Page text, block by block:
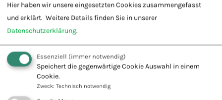
Psychotrauma Therapie
Stressbewältigungstraining für Kinder und Jugendliche
TCM – Traditionelle Chinesische Medizin
Tibetische Medizin
Tierheilpraktiker*in
Hier haben wir unsere eingesetzten Cookies zusammengefasst
und erklärt. Weitere Details finden Sie in unserer
Datenschutzerklärung.
Essenziell (immer notwendig)
Speichert die gegenwärtige Cookie Auswahl in einem
Cookie.
Zweck: Technisch notwendig